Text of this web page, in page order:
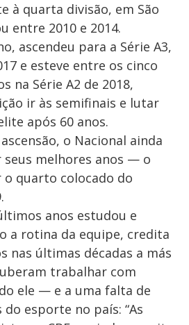
à quarta divisão, em São
entre 2010 e 2014.
ascendeu para a Série A3,
e esteve entre os cinco
na Série A2 de 2018,
ir às semifinais e lutar
após 60 anos.
o Nacional ainda
seus melhores anos — o
o quarto colocado do
anos estudou e
a rotina da equipe, credita
nas últimas décadas a más
trabalhar com
ele — e a uma falta de
esporte no país: “As